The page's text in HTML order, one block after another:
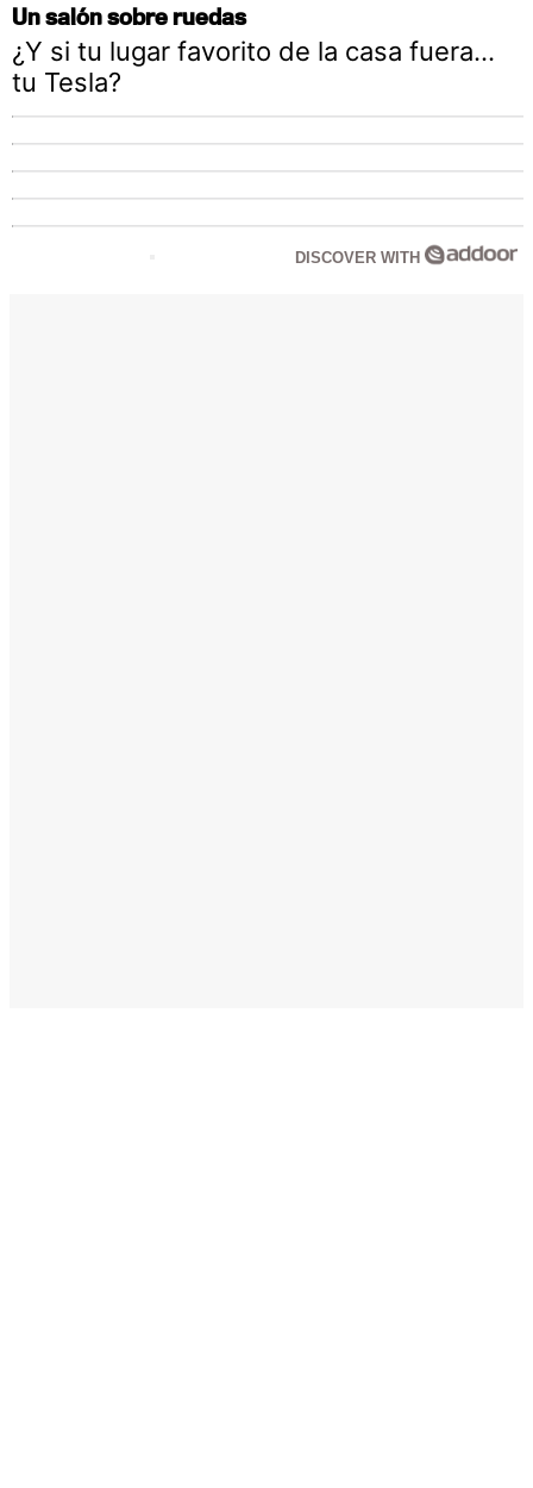
Un salón sobre ruedas
¿Y si tu lugar favorito de la casa fuera…
tu Tesla?
DISCOVER WITH